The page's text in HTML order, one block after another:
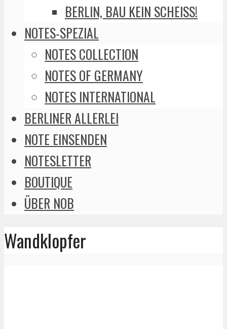
BERLIN, BAU KEIN SCHEISS!
NOTES-SPEZIAL
NOTES COLLECTION
NOTES OF GERMANY
NOTES INTERNATIONAL
BERLINER ALLERLEI
NOTE EINSENDEN
NOTESLETTER
BOUTIQUE
ÜBER NOB
Wandklopfer